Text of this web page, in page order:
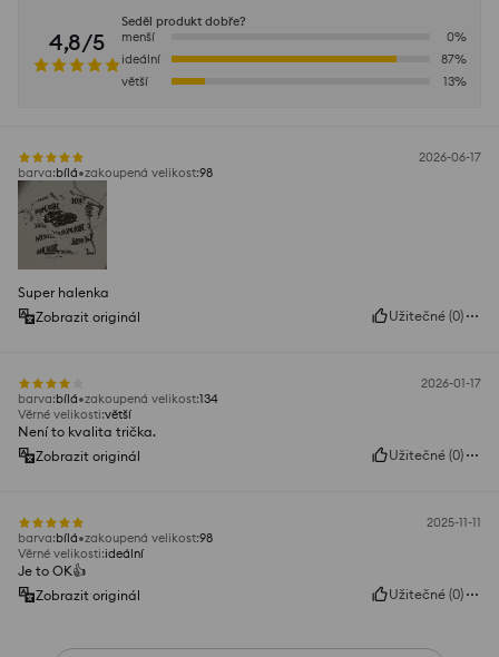
4,8/5
Seděl produkt dobře?
menší
0%
ideální
87%
větší
13%
2026-06-17
barva:bílá zakoupená velikost:98
Super halenka
Zobrazit originál
Užitečné (0)
2026-01-17
barva:bílá zakoupená velikost:134
Věrné velikosti:větší
Není to kvalita trička.
Zobrazit originál
Užitečné (0)
2025-11-11
barva:bílá zakoupená velikost:98
Věrné velikosti:ideální
Je to OK👍️
Zobrazit originál
Užitečné (0)